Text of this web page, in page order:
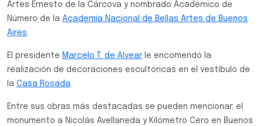
Artes Ernesto de la Cárcova y nombrado Académico de
Número de la Academia Nacional de Bellas Artes de Buenos
Aires.
El presidente Marcelo T. de Alvear le encomendó la
realización de decoraciones escultóricas en el vestíbulo de
la Casa Rosada.
Entre sus obras más destacadas se pueden mencionar: el
monumento a Nicolás Avellaneda y Kilómetro Cero en Buenos